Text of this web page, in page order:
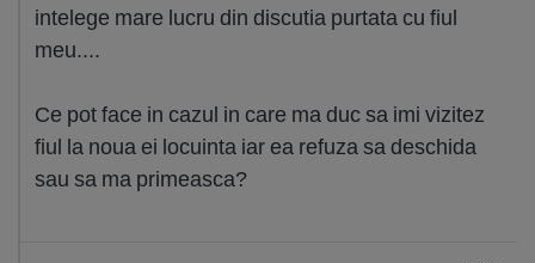
intelege mare lucru din discutia purtata cu fiul
meu....
Ce pot face in cazul in care ma duc sa imi vizitez
fiul la noua ei locuinta iar ea refuza sa deschida
sau sa ma primeasca?